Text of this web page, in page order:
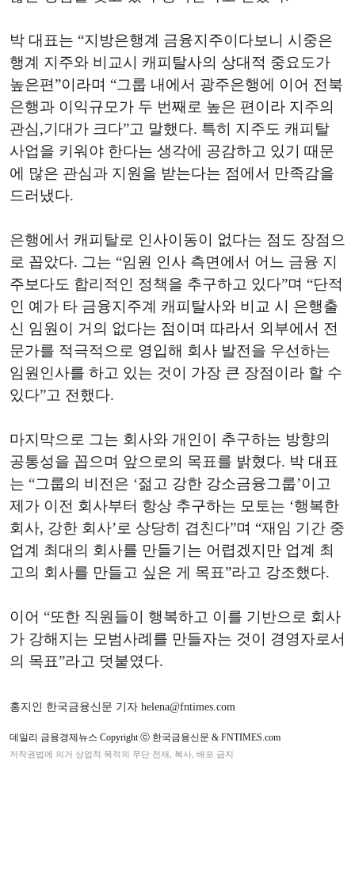
박 대표는 “지방은행계 금융지주이다보니 시중은
행계 지주와 비교시 캐피탈사의 상대적 중요도가
높은편”이라며 “그룹 내에서 광주은행에 이어 전북
은행과 이익규모가 두 번째로 높은 편이라 지주의
관심,기대가 크다”고 말했다. 특히 지주도 캐피탈
사업을 키워야 한다는 생각에 공감하고 있기 때문
에 많은 관심과 지원을 받는다는 점에서 만족감을
드러냈다.
은행에서 캐피탈로 인사이동이 없다는 점도 장점으
로 꼽았다. 그는 “임원 인사 측면에서 어느 금융 지
주보다도 합리적인 정책을 추구하고 있다”며 “단적
인 예가 타 금융지주계 캐피탈사와 비교 시 은행출
신 임원이 거의 없다는 점이며 따라서 외부에서 전
문가를 적극적으로 영입해 회사 발전을 우선하는
임원인사를 하고 있는 것이 가장 큰 장점이라 할 수
있다”고 전했다.
마지막으로 그는 회사와 개인이 추구하는 방향의
공통성을 꼽으며 앞으로의 목표를 밝혔다. 박 대표
는 “그룹의 비전은 ‘젊고 강한 강소금융그룹’이고
제가 이전 회사부터 항상 추구하는 모토는 ‘행복한
회사, 강한 회사’로 상당히 겹친다”며 “재임 기간 중
업계 최대의 회사를 만들기는 어렵겠지만 업계 최
고의 회사를 만들고 싶은 게 목표”라고 강조했다.
이어 “또한 직원들이 행복하고 이를 기반으로 회사
가 강해지는 모범사례를 만들자는 것이 경영자로서
의 목표”라고 덧붙였다.
홍지인 한국금융신문 기자 helena@fntimes.com
데일리 금융경제뉴스 Copyright ⓒ 한국금융신문 & FNTIMES.com
저작권법에 의거 상업적 목적의 무단 전재, 복사, 배포 금지